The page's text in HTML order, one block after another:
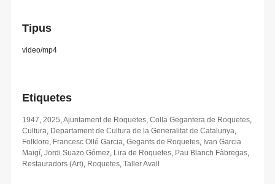
Tipus
video/mp4
Etiquetes
1947 2025 Ajuntament de Roquetes Colla Gegantera de Roquetes
Cultura Departament de Cultura de la Generalitat de Catalunya
Folklore Francesc Ollé Garcia Gegants de Roquetes Ivan Garcia
Maigí Jordi Suazo Gómez Lira de Roquetes Pau Blanch Fàbregas
Restauradors (Art) Roquetes Taller Avall